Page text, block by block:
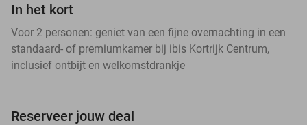
In het kort
Voor 2 personen: geniet van een fijne overnachting in een
standaard- of premiumkamer bij ibis Kortrijk Centrum,
inclusief ontbijt en welkomstdrankje
Reserveer jouw deal